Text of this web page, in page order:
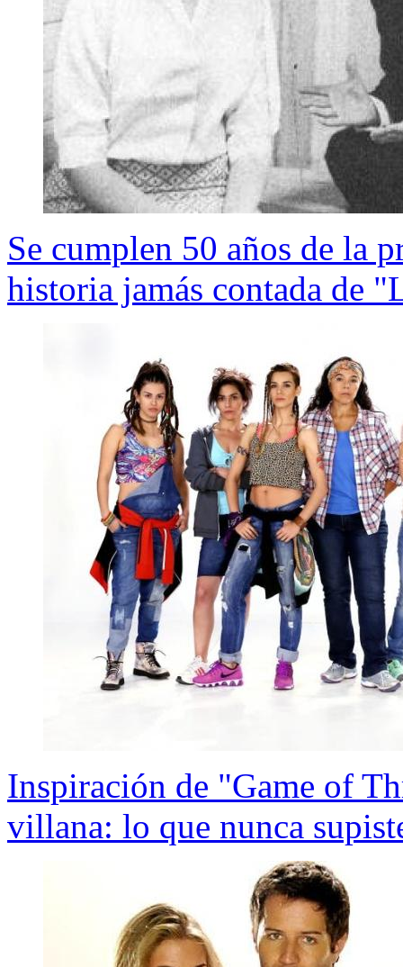
Se cumplen 50 años de la
historia jamás contada de
Inspiración de "Game of
villana: lo que nunca